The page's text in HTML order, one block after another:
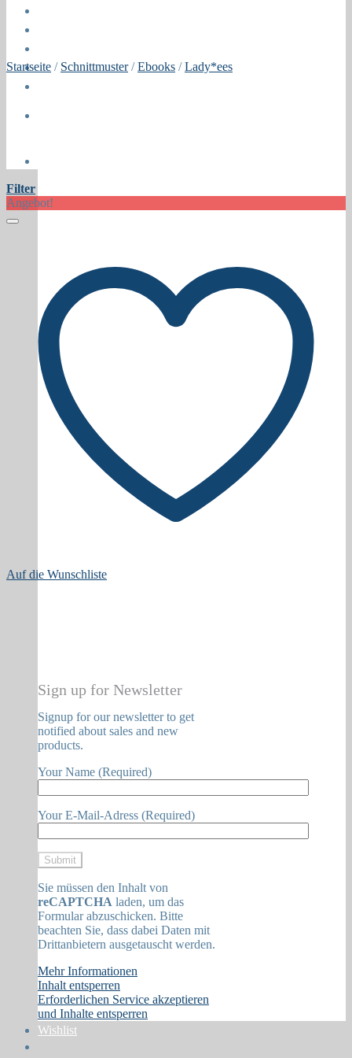
Press
Sign up for Newsletter
Signup for our newsletter to get
notified about sales and new
products.
Your Name (Required)
Your E-Mail-Adress (Required)
Sie müssen den Inhalt von
reCAPTCHA laden, um das
Formular abzuschicken. Bitte
beachten Sie, dass dabei Daten mit
Drittanbietern ausgetauscht werden.
Mehr Informationen
Inhalt entsperren
Erforderlichen Service akzeptieren
und Inhalte entsperren
Wishlist
Startseite / Schnittmuster / Ebooks / Lady*ees
Filter
Angebot!
Auf die Wunschliste